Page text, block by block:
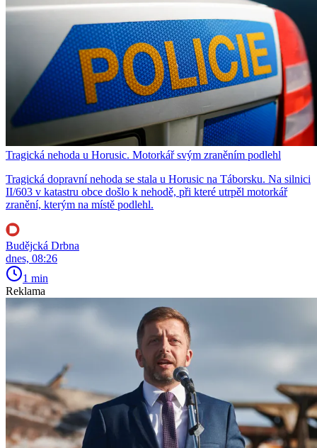
Tragická nehoda u Horusic. Motorkář svým zraněním podlehl
Tragická dopravní nehoda se stala u Horusic na Táborsku. Na silnici
II/603 v katastru obce došlo k nehodě, při které utrpěl motorkář
zranění, kterým na místě podlehl.
Budějcká Drbna
dnes, 08:26
1 min
Reklama